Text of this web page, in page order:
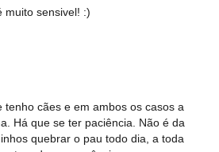
muito sensivel! :)
tenho cães e em ambos os casos a
Há que se ter paciência. Não é da
quebrar o pau todo dia, a toda